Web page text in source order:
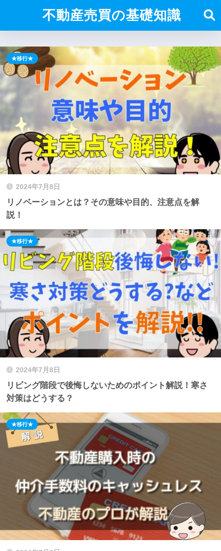
不動産売買の基礎知識
2024年7月8日
リノベーションとは？その意味や目的、注意点を解
説！
★移行★
2024年7月8日
リビング階段で後悔しないためのポイント解説！寒さ
対策はどうする？
★移行★
★移行★